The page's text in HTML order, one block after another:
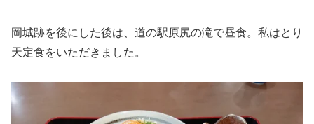
岡城跡を後にした後は、道の駅原尻の滝で昼食。私はとり
天定食をいただきました。